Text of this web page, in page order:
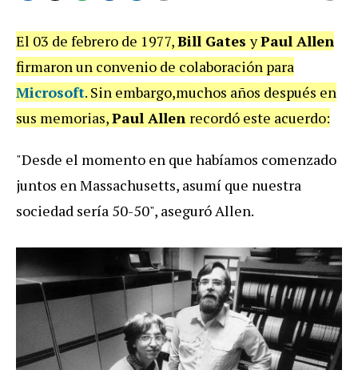
El 03 de febrero de 1977,Bill GatesyPaul Allen
firmaron un convenio de colaboración para
Microsoft. Sin embargo,muchos años después en
sus memorias,Paul Allen recordó este acuerdo:
"Desde el momento en que habíamos comenzado
juntos en Massachusetts, asumí que nuestra
sociedad sería 50-50", aseguró Allen.